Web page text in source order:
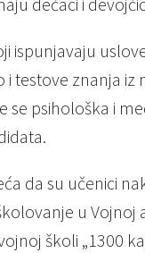
ispunjavaju
testove znanja iz
se psihološka i
da su učenici
u
školi „1300